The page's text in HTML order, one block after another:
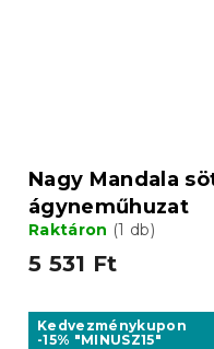
Nagy Mandala
ágyneműhuzat
Raktáron (1 db)
5 531 Ft
Kedvezménykupon
-15% "MINUSZ15"